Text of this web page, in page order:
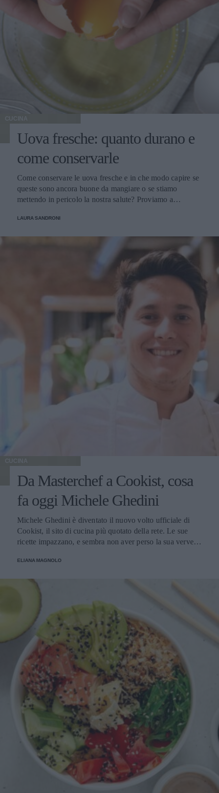
CUCINA
Uova fresche: quanto durano e
come conservarle
Come conservare le uova fresche e in che modo capire se
queste sono ancora buone da mangiare o se stiamo
mettendo in pericolo la nostra salute? Proviamo a
LAURA SANDRONI
CUCINA
Da Masterchef a Cookist, cosa
fa oggi Michele Ghedini
Michele Ghedini è diventato il nuovo volto ufficiale di
Cookist, il sito di cucina più quotato della rete. Le sue
ricette impazzano, e sembra non aver perso la sua verve
veramente stupendo.
ELIANA MAGNOLO